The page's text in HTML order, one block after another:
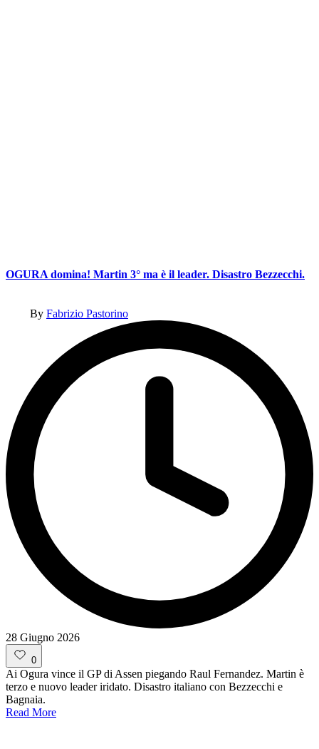
OGURA domina! Martin 3° ma è il leader. Disastro Bezzecchi.
By Fabrizio Pastorino
28 Giugno 2026
0
Ai Ogura vince il GP di Assen piegando Raul Fernandez. Martin è
terzo e nuovo leader iridato. Disastro italiano con Bezzecchi e
Bagnaia.
Read More